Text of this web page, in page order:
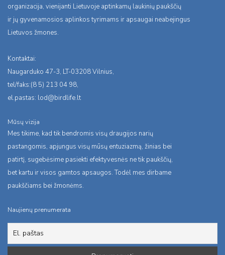
organizacija, vienijanti Lietuvoje aptinkamų laukinių paukščių
ir jų gyvenamosios aplinkos tyrimams ir apsaugai neabejingus
Lietuvos žmones.
Kontaktai:
Naugarduko 47-3, LT-03208 Vilnius,
tel/faks:(8 5) 213 04 98,
el.pastas: lod@birdlife.lt
Mūsų vizija
Mes tikime, kad tik bendromis visų draugijos narių
pastangomis, apjungus visų mūsų entuziazmą, žinias bei
patirtį, sugebėsime pasiekti efektyvesnės ne tik paukščių,
bet kartu ir visos gamtos apsaugos. Todėl mes dirbame
paukščiams bei žmonėms.
Naujienų prenumerata